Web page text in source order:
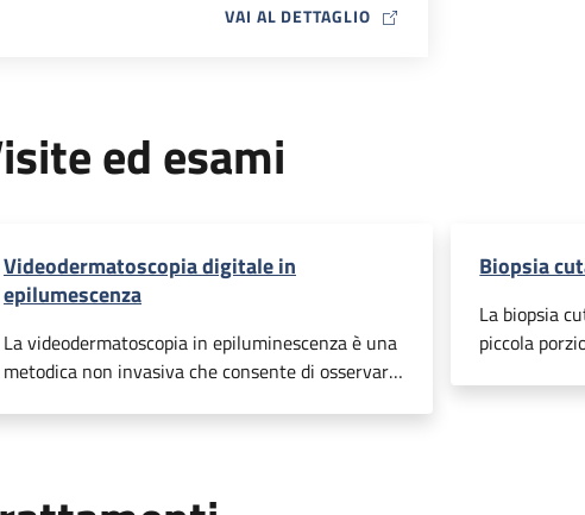
VAI AL DETTAGLIOMAP ICON
ed esami
Videodermatoscopia digitale in
epilumescenza
La videodermatoscopia in epiluminescenza è una
metodica non invasiva che consente di osservare
Biopsia
La biopsia
piccola